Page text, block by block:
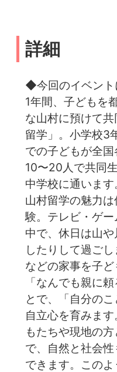
詳細
◆今回のイベント
1年間、子どもを
な山村に預けて
留学」。小学校3
での子どもが全国
10〜20人で共同
中学校に通います
山村留学の魅力
験。テレビ・ゲ
中で、休日は山
したりして過ご
などの家事を子
「なんでも親に
とで、「自分の
自立心を育みま
もたちや現地の
で、自然と社会
できます。この